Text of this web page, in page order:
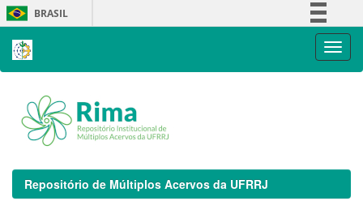
Skip
navigation
BRASIL
Repositório de Múltiplos Acervos da UFRRJ